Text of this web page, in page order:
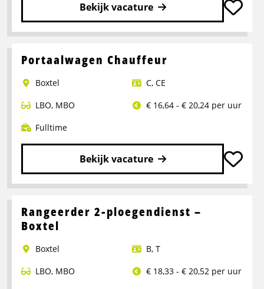
Bekijk vacature
Lees
over
CE
Portaalwagen Chauffeur
Boxtel C, CE
LBO, MBO
€ 16,64 - € 20,24 per uur
Fulltime
Bekijk vacature
Lees
over
Portaalwagen
Rangeerder 2-ploegendienst –
Boxtel
Boxtel B, T
LBO, MBO
€ 18,33 - € 20,52 per uur